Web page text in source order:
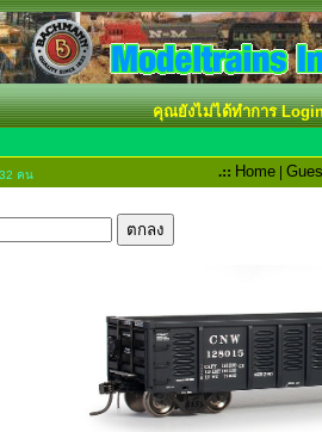
คุณยังไม่ได้ทำการ
คน .:: Home |